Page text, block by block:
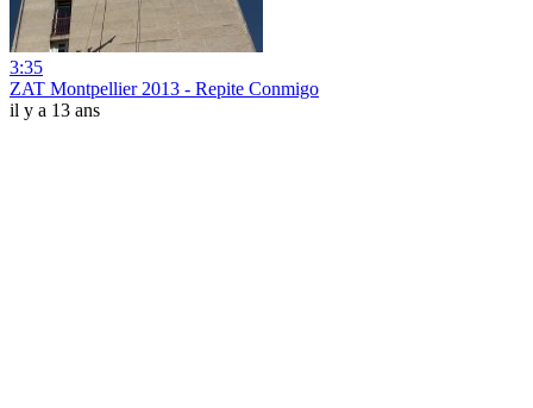
3:35
ZAT Montpellier 2013 - Repite Conmigo
il y a 13 ans